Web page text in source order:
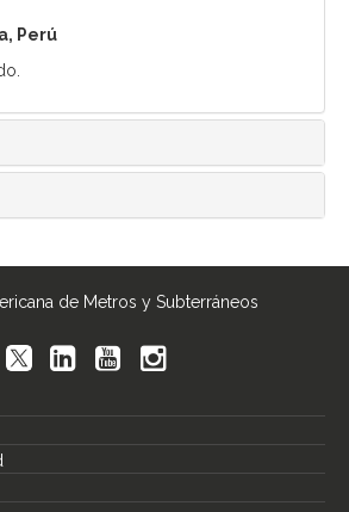
Perú
de Metros y Subterráneos